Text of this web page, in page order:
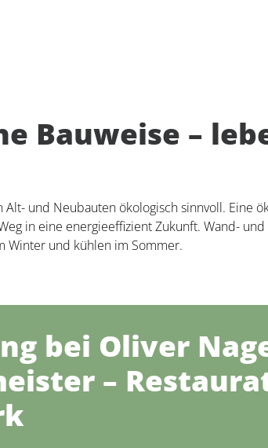
Bauweise –
und Neubauten ökologisch sinnvoll. Eine
in eine energieeffizient Zukunft. Wand-
Winter und kühlen im Sommer.
bei Oliver
–